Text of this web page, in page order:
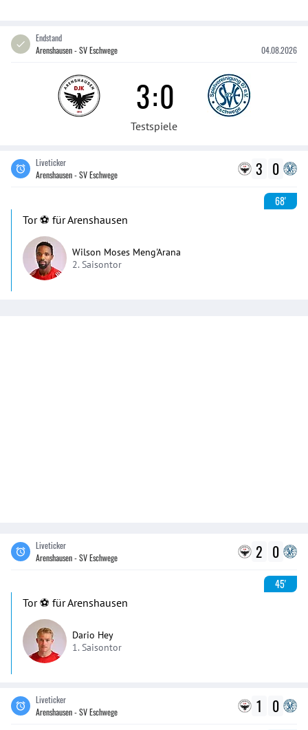
Endstand
Arenshausen - SV Eschwege
04.08.2026
3:0
Testspiele
Liveticker
Arenshausen - SV Eschwege
3 0
68'
Tor ⚽️ für Arenshausen
Wilson Moses Meng'Arana
2. Saisontor
Liveticker
Arenshausen - SV Eschwege
2 0
45'
Tor ⚽️ für Arenshausen
Dario Hey
1. Saisontor
Liveticker
Arenshausen - SV Eschwege
1 0